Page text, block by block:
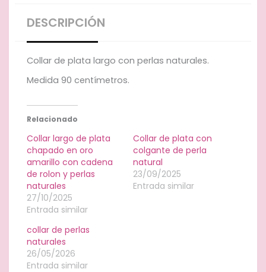
DESCRIPCIÓN
Collar de plata largo con perlas naturales.
Medida 90 centímetros.
Relacionado
Collar largo de plata
chapado en oro
amarillo con cadena
de rolon y perlas
naturales
27/10/2025
Entrada similar
Collar de plata con
colgante de perla
natural
23/09/2025
Entrada similar
collar de perlas
naturales
26/05/2026
Entrada similar